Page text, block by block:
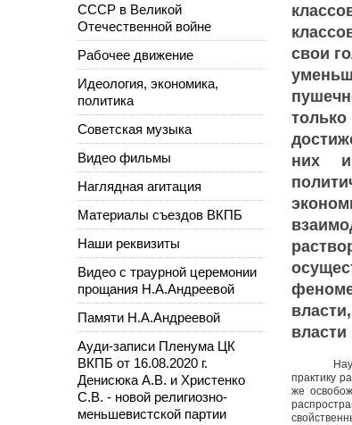
свои
них
практику
же
СССР в Великой
Отечественной войне
Рабочее движение
Идеология, экономика,
политика
Советская музыка
Видео фильмы
Наглядная агитация
Материалы съездов ВКПБ
Наши реквизиты
Видео с траурной церемонии
прощания Н.А.Андреевой
Памяти Н.А.Андреевой
Ауди-записи Пленума ЦК
ВКПБ от 16.08.2020 г.
Денисюка А.В. и Христенко
С.В. - новой религиозно-
меньшевистской партии